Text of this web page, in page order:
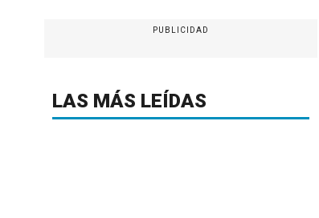
PUBLICIDAD
LAS MÁS LEÍDAS